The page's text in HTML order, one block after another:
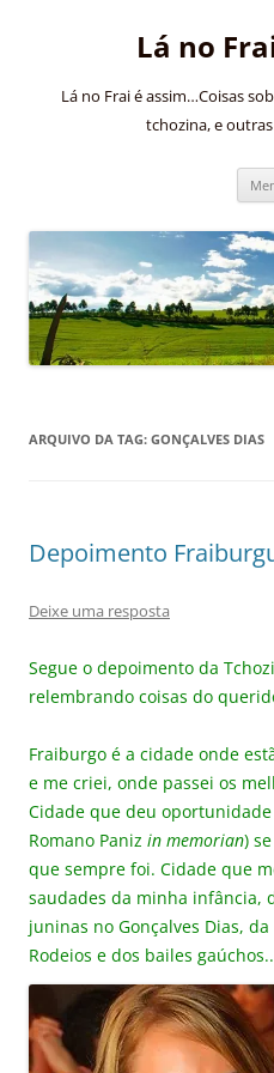
Lá no
Lá no Frai é assim…Coisas
tchozina, e
ARQUIVO DA TAG: GONÇALVES DIAS
Depoimento
Deixe uma resposta
Segue o depoimento da
relembrando coisas do
Fraiburgo é a cidade onde
e me criei, onde passei os
Cidade que deu
Romano Paniz in memorian)
que sempre foi. Cidade que
saudades da minha infância,
juninas no Gonçalves Dias,
Rodeios e dos bailes gaúchos.